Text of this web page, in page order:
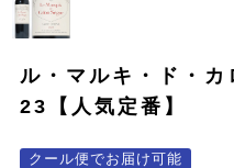
ル・マルキ・ド・
23【人気定番】
クール便でお届け可能